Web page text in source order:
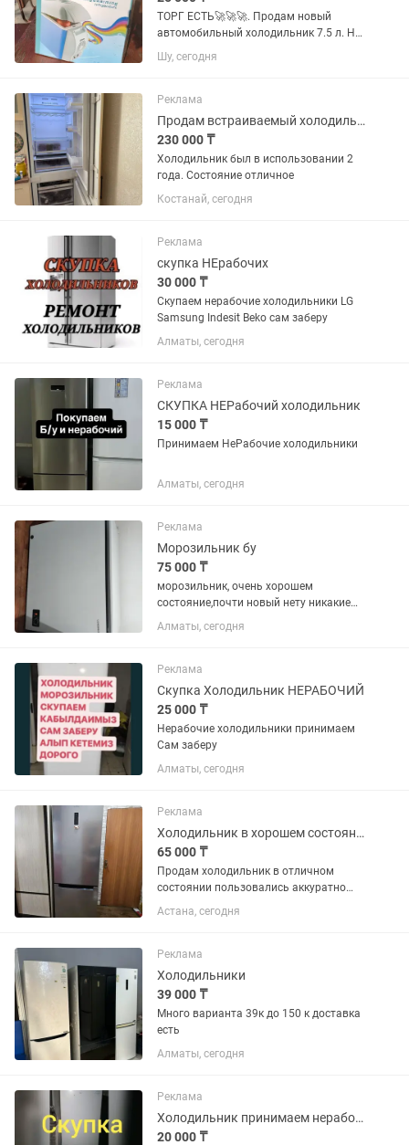
ТОРГ ЕСТЬ🚀🚀🚀. Продам новый
автомобильный холодильник 7.5 л. Не
использовался ни разу, полностью
новый. Оснащён функциями
поездок, отдыха, рыбалки, кемпинга и...
Шу, сегодня
Реклама
Продам встраиваемый холодильник
230 000 ₸
Холодильник был в использовании 2
года. Состояние отличное
Костанай, сегодня
Реклама
скупка НЕрабочих
30 000 ₸
Скупаем нерабочие холодильники LG
Samsung Indesit Beko сам заберу
Алматы, сегодня
Реклама
СКУПКА НЕРабочий холодильник
15 000 ₸
Принимаем НеРабочие холодильники
Алматы, сегодня
Реклама
Морозильник бу
75 000 ₸
морозильник, очень хорошем
состояние,почти новый нету никакие
минусы.317 л
Алматы, сегодня
Реклама
Скупка Холодильник НЕРАБОЧИЙ
25 000 ₸
Нерабочие холодильники принимаем
Сам заберу
Алматы, сегодня
Реклама
Холодильник в хорошем состоянии
65 000 ₸
Продам холодильник в отличном
состоянии пользовались аккуратно
полностью в рабочем состоянии
работает очень тихо, No Frost не нужно
вся комплектация на месте...
Астана, сегодня
Реклама
Холодильники
39 000 ₸
Много варианта 39к до 150 к доставка
есть
Алматы, сегодня
Реклама
Холодильник принимаем нерабочие
20 000 ₸